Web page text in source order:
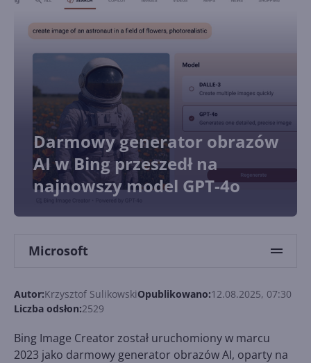
Darmowy generator obrazów
AI w Bing przeszedł na
najnowszy model GPT-4o
Microsoft
Autor:Krzysztof SulikowskiOpublikowano:12.08.2025, 07:30
Liczba odsłon:2529
Bing Image Creator został uruchomiony w marcu
2023 jako darmowy generator obrazów AI, oparty na